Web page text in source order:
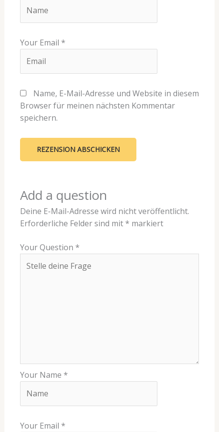
Your Email *
Name, E-Mail-Adresse und Website in diesem
Browser für meinen nächsten Kommentar
speichern.
Add a question
Deine E-Mail-Adresse wird nicht veröffentlicht.
Erforderliche Felder sind mit * markiert
Your Question *
Your Name *
Your Email *